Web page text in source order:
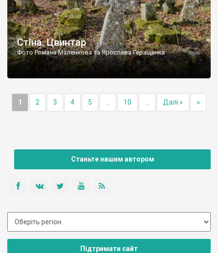
Стіна. Цвинтар
Фото Романа Маленкова та Ярослава Геращенка
1 2 3 4 5 10 Далі » »
Станьте нашим автором
Підтримати сайт